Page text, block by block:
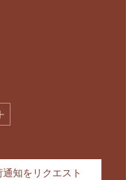
知をリクエスト